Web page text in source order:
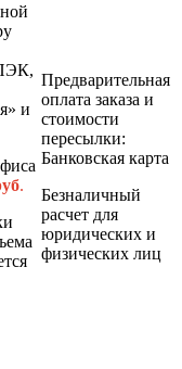
и
.
Предварительная
оплата заказа и
стоимости
пересылки:
Банковская карта
Безналичный
расчет для
юридических и
физических лиц